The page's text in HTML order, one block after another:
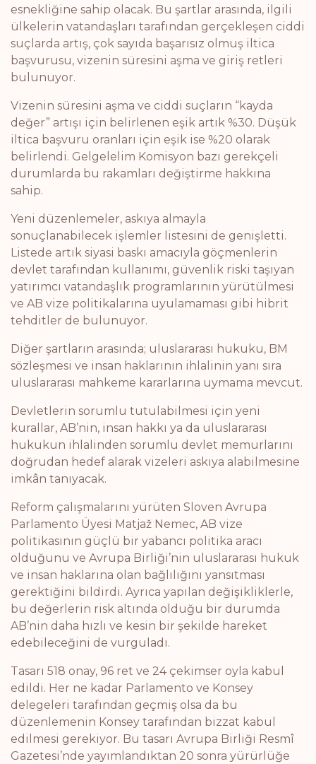
esnekliğine sahip olacak. Bu şartlar arasında, ilgili
ülkelerin vatandaşları tarafından gerçekleşen ciddi
suçlarda artış, çok sayıda başarısız olmuş iltica
başvurusu, vizenin süresini aşma ve giriş retleri
bulunuyor.
Vizenin süresini aşma ve ciddi suçların “kayda
değer” artışı için belirlenen eşik artık %30. Düşük
iltica başvuru oranları için eşik ise %20 olarak
belirlendi. Gelgelelim Komisyon bazı gerekçeli
durumlarda bu rakamları değiştirme hakkına
sahip.
Yeni düzenlemeler, askıya almayla
sonuçlanabilecek işlemler listesini de genişletti.
Listede artık siyasi baskı amacıyla göçmenlerin
devlet tarafından kullanımı, güvenlik riski taşıyan
yatırımcı vatandaşlık programlarının yürütülmesi
ve AB vize politikalarına uyulamaması gibi hibrit
tehditler de bulunuyor.
Diğer şartların arasında; uluslararası hukuku, BM
sözleşmesi ve insan haklarının ihlalinin yanı sıra
uluslararası mahkeme kararlarına uymama mevcut.
Devletlerin sorumlu tutulabilmesi için yeni
kurallar, AB’nin, insan hakkı ya da uluslararası
hukukun ihlalinden sorumlu devlet memurlarını
doğrudan hedef alarak vizeleri askıya alabilmesine
imkân tanıyacak.
Reform çalışmalarını yürüten Sloven Avrupa
Parlamento Üyesi Matjaž Nemec, AB vize
politikasının güçlü bir yabancı politika aracı
olduğunu ve Avrupa Birliği’nin uluslararası hukuk
ve insan haklarına olan bağlılığını yansıtması
gerektiğini bildirdi. Ayrıca yapılan değişikliklerle,
bu değerlerin risk altında olduğu bir durumda
AB’nin daha hızlı ve kesin bir şekilde hareket
edebileceğini de vurguladı.
Tasarı 518 onay, 96 ret ve 24 çekimser oyla kabul
edildi. Her ne kadar Parlamento ve Konsey
delegeleri tarafından geçmiş olsa da bu
düzenlemenin Konsey tarafından bizzat kabul
edilmesi gerekiyor. Bu tasarı Avrupa Birliği Resmî
Gazetesi’nde yayımlandıktan 20 sonra yürürlüğe